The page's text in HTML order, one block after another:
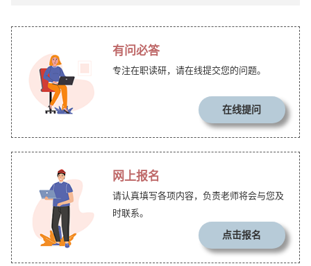
有问必答
专注在职读研，请在线提交您的问题。
在线提问
网上报名
请认真填写各项内容，负责老师将会与您及
时联系。
点击报名